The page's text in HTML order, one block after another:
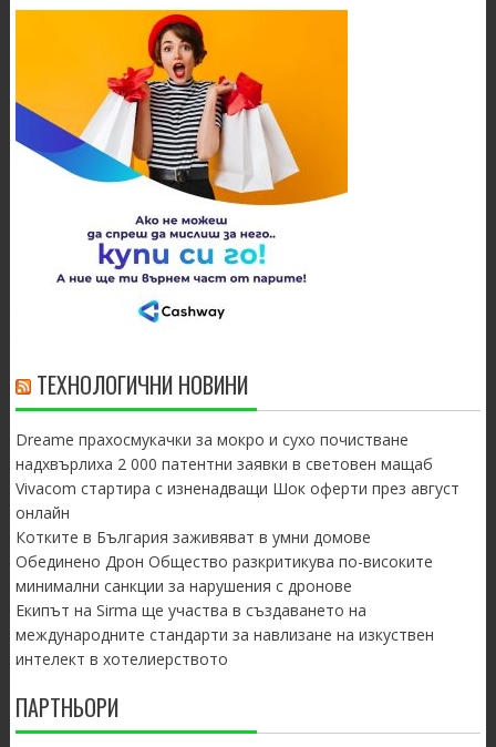
ТЕХНОЛОГИЧНИ НОВИНИ
Dreame прахосмукачки за мокро и сухо почистване
надхвърлиха 2 000 патентни заявки в световен мащаб
Vivacom стартира с изненадващи Шок оферти през август
онлайн
Котките в България заживяват в умни домове
Обединено Дрон Общество разкритикува по-високите
минимални санкции за нарушения с дронове
Екипът на Sirma ще участва в създаването на
международните стандарти за навлизане на изкуствен
интелект в хотелиерството
ПАРТНЬОРИ